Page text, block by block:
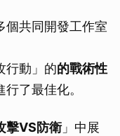
個共同開發工作室
行動」的的戰術性
了最佳化。
擊VS防衛」中展